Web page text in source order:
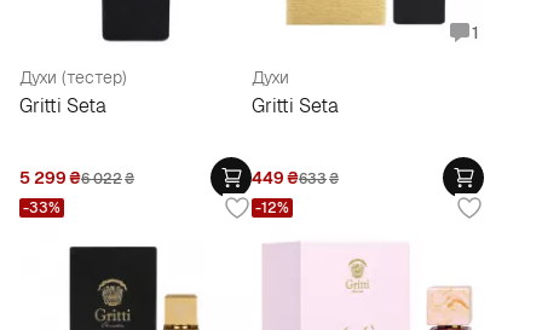
Духи (тестер)
Gritti Seta
5 299₴6 022₴
1
Духи
Gritti Seta
449₴633₴
-33% -12%